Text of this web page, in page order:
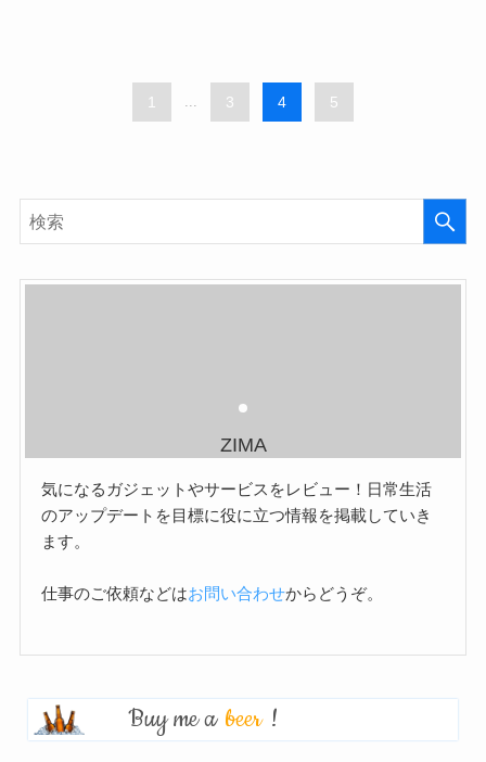
1 ... 3 4 5
ZIMA
気になるガジェットやサービスをレビュー！日常生活
のアップデートを目標に役に立つ情報を掲載していき
ます。
仕事のご依頼などはお問い合わせからどうぞ。
Buy me a beer !